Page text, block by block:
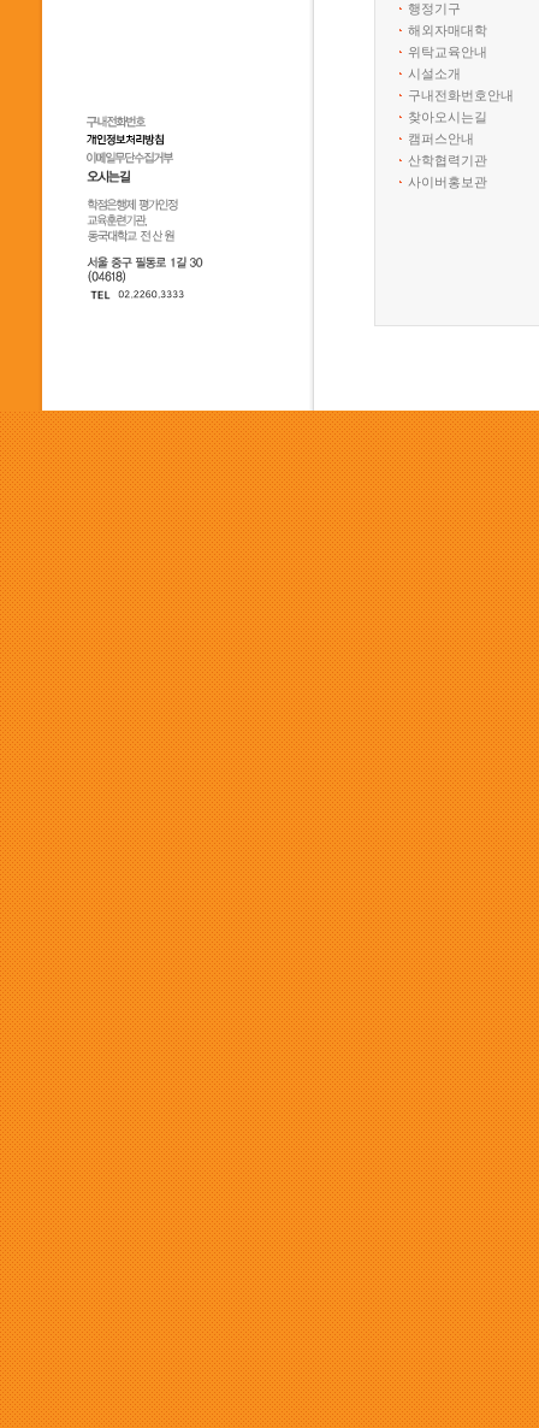
행정기구
해외자매대학
위탁교육안내
시설소개
구내전화번호안내
찾아오시는길
캠퍼스안내
산학협력기관
사이버홍보관